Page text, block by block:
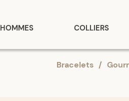
HOMMES COLLIERS
Bracelets /